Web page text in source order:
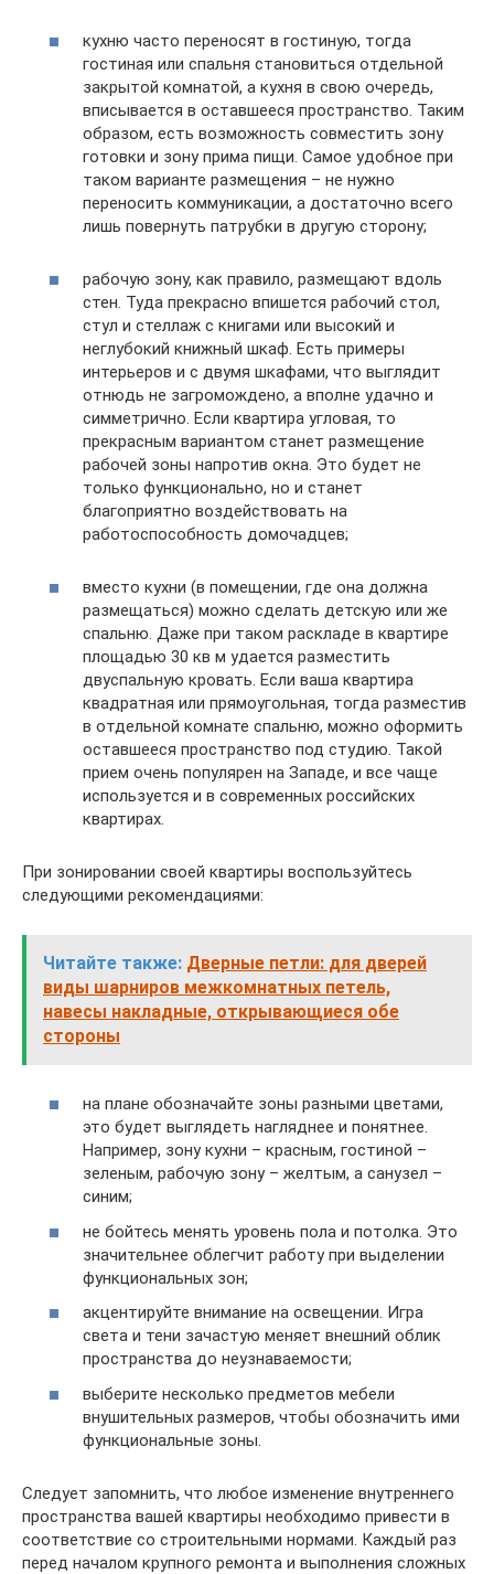
кухню часто переносят в гостиную, тогда
гостиная или спальня становиться отдельной
закрытой комнатой, а кухня в свою очередь,
вписывается в оставшееся пространство. Таким
образом, есть возможность совместить зону
готовки и зону прима пищи. Самое удобное при
таком варианте размещения – не нужно
переносить коммуникации, а достаточно всего
лишь повернуть патрубки в другую сторону;
рабочую зону, как правило, размещают вдоль
стен. Туда прекрасно впишется рабочий стол,
стул и стеллаж с книгами или высокий и
неглубокий книжный шкаф. Есть примеры
интерьеров и с двумя шкафами, что выглядит
отнюдь не загромождено, а вполне удачно и
симметрично. Если квартира угловая, то
прекрасным вариантом станет размещение
рабочей зоны напротив окна. Это будет не
только функционально, но и станет
благоприятно воздействовать на
работоспособность домочадцев;
вместо кухни (в помещении, где она должна
размещаться) можно сделать детскую или же
спальню. Даже при таком раскладе в квартире
площадью 30 кв м удается разместить
двуспальную кровать. Если ваша квартира
квадратная или прямоугольная, тогда разместив
в отдельной комнате спальню, можно оформить
оставшееся пространство под студию. Такой
прием очень популярен на Западе, и все чаще
используется и в современных российских
квартирах.
При зонировании своей квартиры воспользуйтесь
следующими рекомендациями:
Читайте также: Дверные петли: для дверей
виды шарниров межкомнатных петель,
навесы накладные, открывающиеся обе
стороны
на плане обозначайте зоны разными цветами,
это будет выглядеть нагляднее и понятнее.
Например, зону кухни – красным, гостиной –
зеленым, рабочую зону – желтым, а санузел –
синим;
не бойтесь менять уровень пола и потолка. Это
значительнее облегчит работу при выделении
функциональных зон;
акцентируйте внимание на освещении. Игра
света и тени зачастую меняет внешний облик
пространства до неузнаваемости;
выберите несколько предметов мебели
внушительных размеров, чтобы обозначить ими
функциональные зоны.
Следует запомнить, что любое изменение внутреннего
пространства вашей квартиры необходимо привести в
соответствие со строительными нормами. Каждый раз
перед началом крупного ремонта и выполнения сложных